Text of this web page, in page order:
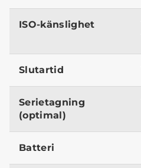
ISO-känslighet
Slutartid
Serietagning
(optimal)
Batteri